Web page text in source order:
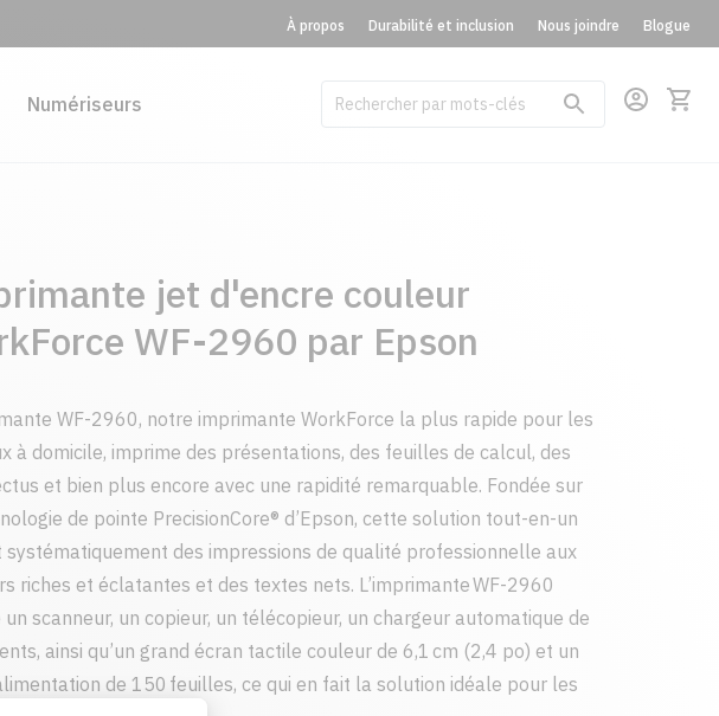
À propos Durabilité et inclusion Nous joindre Blogue
Numériseurs
jet d'encre couleur
WF-2960 par Epson
WF-2960, notre imprimante WorkForce la plus rapide pour les
à domicile, imprime des présentations, des feuilles de calcul, des
et bien plus encore avec une rapidité remarquable. Fondée sur
de pointe PrecisionCore® d’Epson, cette solution tout-en-un
systématiquement des impressions de qualité professionnelle aux
riches et éclatantes et des textes nets. L’imprimante WF-2960
un scanneur, un copieur, un télécopieur, un chargeur automatique de
ainsi qu’un grand écran tactile couleur de 6,1 cm (2,4 po) et un
de 150 feuilles, ce qui en fait la solution idéale pour les